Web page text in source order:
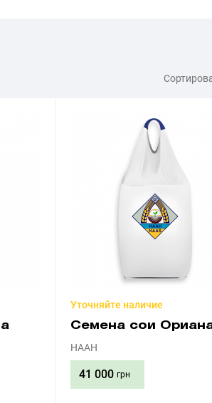
Уточняйте наличие
Семена сои
НААН
41 000 грн